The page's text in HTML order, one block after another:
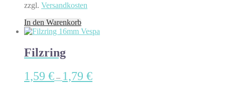
zzgl. Versandkosten
In den Warenkorb
Filzring
1,59 € – 1,79 €